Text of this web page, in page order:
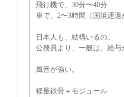
飛行機で、30分〜40分
車で、2〜3時間（国境通過
日本人も、結構いるの。
公務員より、一般は、給与
風音が強い。
軽量鉄骨＋モジュール